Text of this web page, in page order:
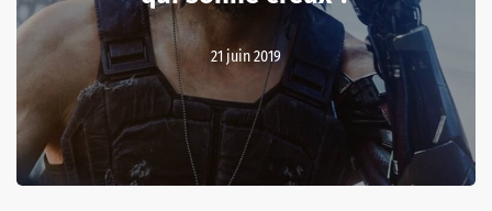
21 juin 2019